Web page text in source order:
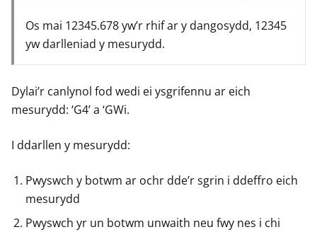
Os mai 12345.678 yw’r rhif ar y dangosydd, 12345
yw darlleniad y mesurydd.
Dylai’r canlynol fod wedi ei ysgrifennu ar eich
mesurydd: ‘G4’ a ‘GWi.
I ddarllen y mesurydd:
Pwyswch y botwm ar ochr dde’r sgrin i ddeffro eich
mesurydd
Pwyswch yr un botwm unwaith neu fwy nes i chi